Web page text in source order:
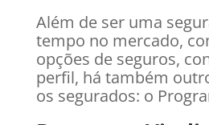
Além de ser uma
tempo no mercado,
opções de seguros,
perfil, há também
os segurados: o